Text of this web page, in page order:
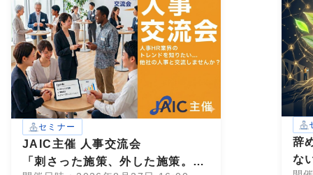
セミナー
JAIC主催 人事交流会
「刺さった施策、外した施策。」
辞
な